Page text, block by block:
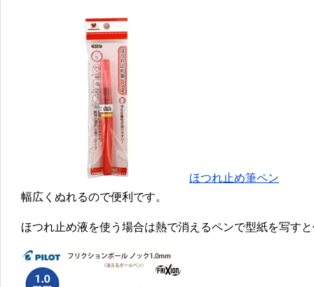
ほつれ止め筆ペン
幅広くぬれるので便利です。
ほつれ止め液を使う場合は熱で消えるペンで型紙を写す